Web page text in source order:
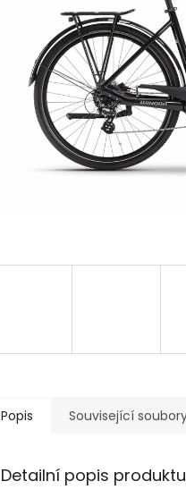
Popis Související
Detailní popis produktu